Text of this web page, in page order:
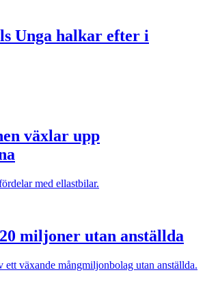
Unga halkar efter i
växlar upp
med ellastbilar.
miljoner utan anställda
ett växande mångmiljonbolag utan anställda.